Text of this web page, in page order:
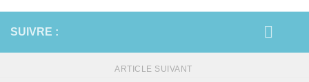
SUIVRE :
ARTICLE SUIVANT